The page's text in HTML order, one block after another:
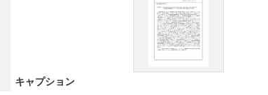
キャプション